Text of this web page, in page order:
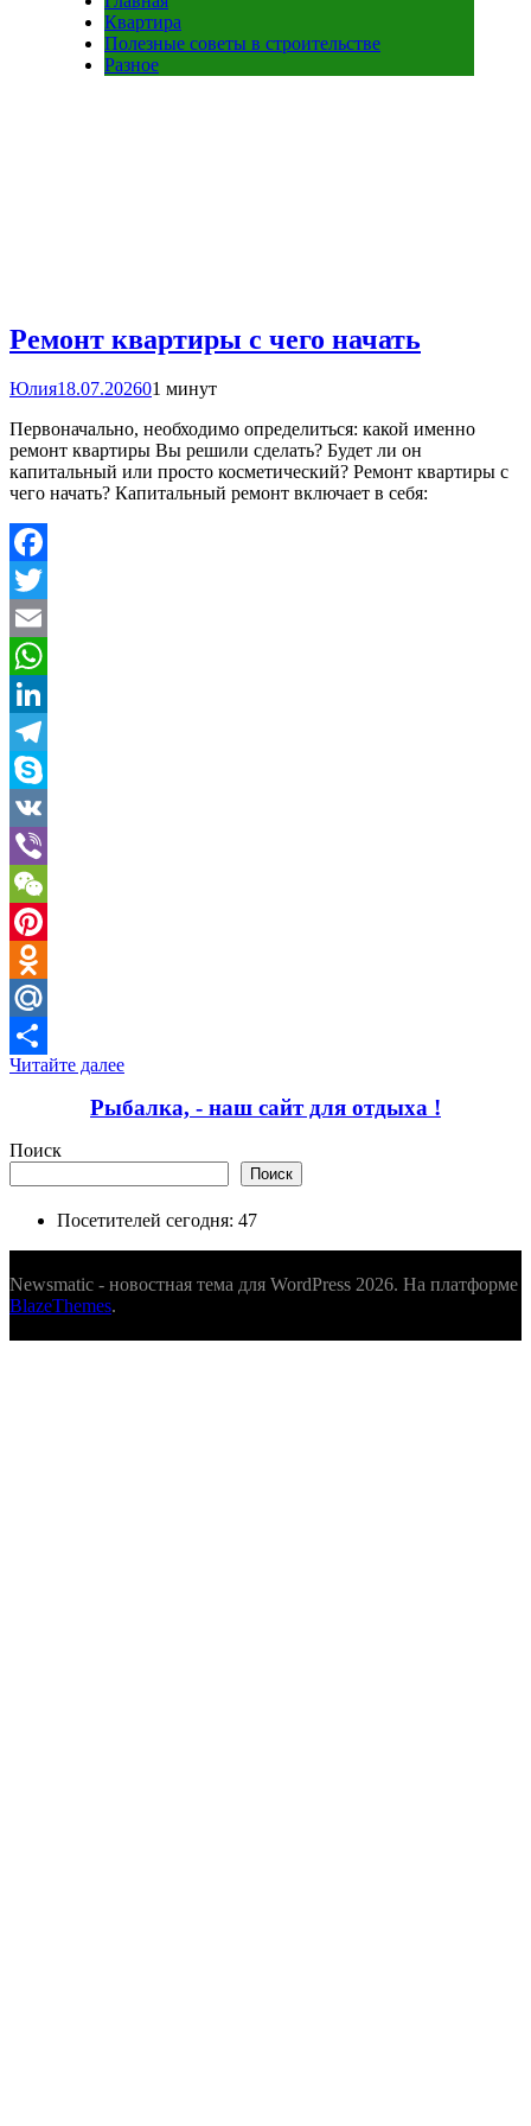
Квартира
Полезные советы в строительстве
Разное
Ремонт квартиры с чего начать
Юлия18.07.202601 минут
Первоначально, необходимо определиться: какой именно
ремонт квартиры Вы решили сделать? Будет ли он
капитальный или просто косметический? Ремонт квартиры с
чего начать? Капитальный ремонт включает в себя:
Facebook
Twitter
Email
WhatsApp
LinkedIn
Telegram
Skype
VK
Viber
WeChat
Pinterest
Odnoklassniki
Mail.Ru
Отправить
Читайте далее
Рыбалка, - наш сайт для отдыха !
Поиск
Поиск
Посетителей сегодня: 47
Newsmatic - новостная тема для WordPress 2026. На платформе
BlazeThemes.